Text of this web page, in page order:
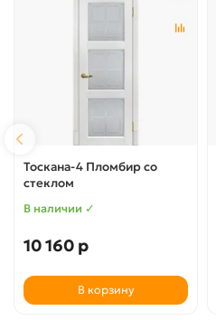
Тоскана-4 Пломбир со
стеклом
В наличии ✓
10 160 р
В корзину